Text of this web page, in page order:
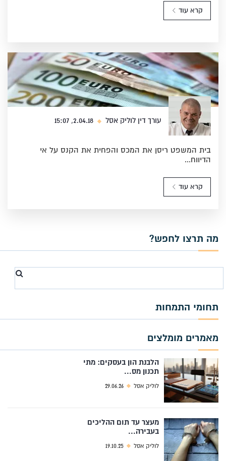
קרא עוד
עורך דין לוליק אסל
בית המשפט ריסן את המכס והפחית את הקנס על אי
הדיווח...
קרא עוד
מה תרצו לחפש?
Search
תחומי התמחות
מאמרים מומלצים
הלבנת הון בעסקים: מתי
תכנון מס...
לוליק אסל 29.06.26
מעצר עד תום ההליכים
בעבירה...
לוליק אסל 19.10.25